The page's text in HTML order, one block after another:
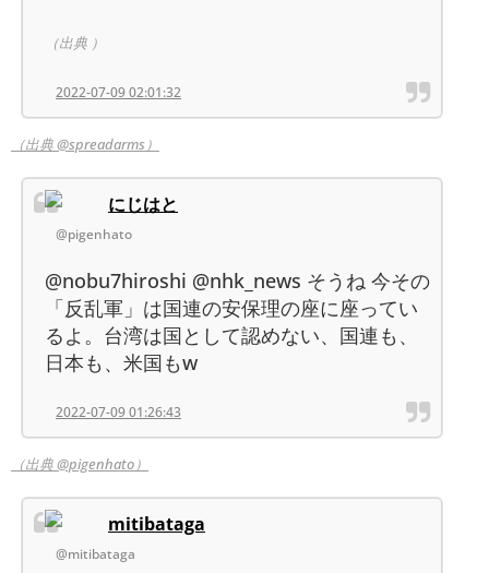
（出典 ）
2022-07-09 02:01:32
（出典 @spreadarms）
にじはと
@pigenhato
@nobu7hiroshi @nhk_news そうね 今その
「反乱軍」は国連の安保理の座に座ってい
るよ。台湾は国として認めない、国連も、
日本も、米国もw
2022-07-09 01:26:43
（出典 @pigenhato）
mitibataga
@mitibataga